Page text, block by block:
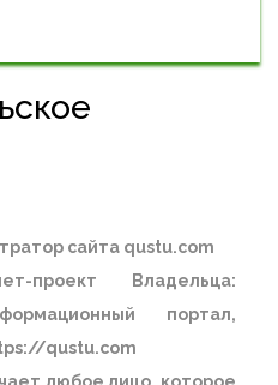
сайта qustu.com
проект Владельца:
портал,
qustu.com